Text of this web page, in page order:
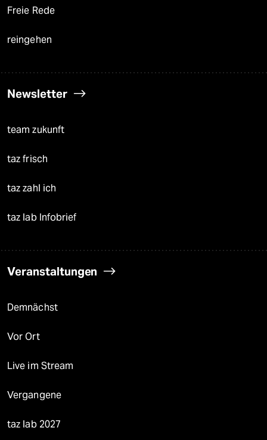
Freie Rede
reingehen
Newsletter
team zukunft
taz frisch
taz zahl ich
taz lab Infobrief
Veranstaltungen
Demnächst
Vor Ort
Live im Stream
Vergangene
taz lab 2027